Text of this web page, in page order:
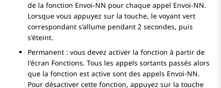
de la fonction Envoi-NN pour chaque appel Envoi-NN.
Lorsque vous appuyez sur la touche, le voyant vert
correspondant s'allume pendant 2 secondes, puis
s'éteint.
Permanent : vous devez activer la fonction à partir de
l'écran Fonctions. Tous les appels sortants passés alors
que la fonction est active sont des appels Envoi-NN.
Pour désactiver cette fonction, appuyez sur la touche